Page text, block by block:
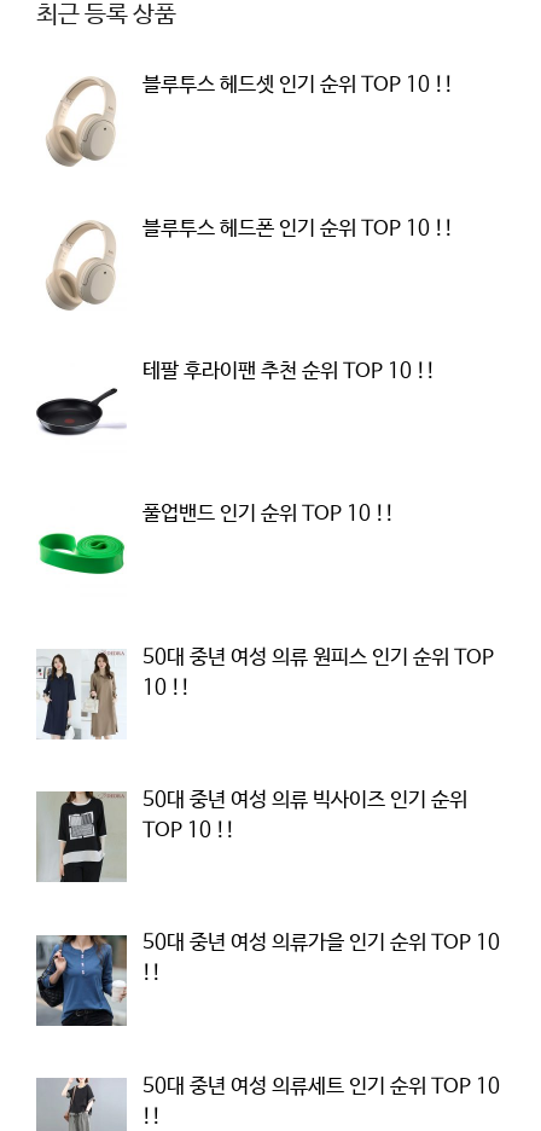
최근 등록 상품
블루투스 헤드셋 인기 순위 TOP 10 !!
블루투스 헤드폰 인기 순위 TOP 10 !!
테팔 후라이팬 추천 순위 TOP 10 !!
풀업밴드 인기 순위 TOP 10 !!
50대 중년 여성 의류 원피스 인기 순위 TOP
10 !!
50대 중년 여성 의류 빅사이즈 인기 순위
TOP 10 !!
50대 중년 여성 의류가을 인기 순위 TOP 10
!!
50대 중년 여성 의류세트 인기 순위 TOP 10
!!